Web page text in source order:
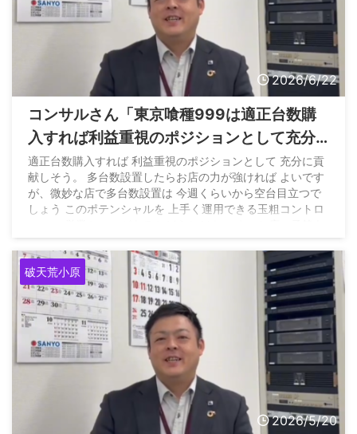
2026/6/22
コンサルさん「東京喰種999は適正台数購
入すれば利益重視のポジションとして充分
貢献しそう」←全機種全台に言えるとツッ
コまれる
適正台数購入すれば 利益重視のポジションとして 充分に貢
献しそう。 多台数設置したらお店の力が強ければ よいです
が、微妙な店で多台数設置は 今週くらいから空台目立つで
しょう このポテンシャルを 上手く運用できる玉粗コントロ
(@hatennkou_8105) June 22, 2026
破天荒小原
2026/5/20